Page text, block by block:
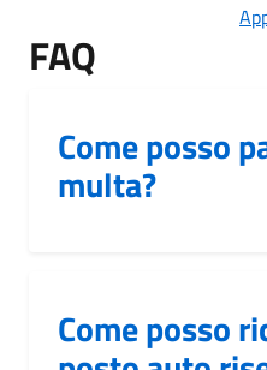
FAQ
Come posso
multa?
Come posso